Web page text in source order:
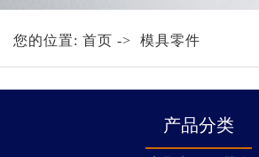
您的位置: 首页 -> 模具零件
产品分类